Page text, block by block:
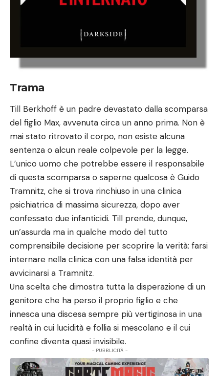
Trama
Till Berkhoff è un padre devastato dalla scomparsa
del figlio Max, avvenuta circa un anno prima. Non è
mai stato ritrovato il corpo, non esiste alcuna
sentenza o alcun reale colpevole per la legge.
L’unico uomo che potrebbe essere il responsabile
di questa scomparsa o saperne qualcosa è Guido
Tramnitz, che si trova rinchiuso in una clinica
psichiatrica di massima sicurezza, dopo aver
confessato due infanticidi. Till prende, dunque,
un’assurda ma in qualche modo del tutto
comprensibile decisione per scoprire la verità: farsi
internare nella clinica con una falsa identità per
avvicinarsi a Tramnitz.
Una scelta che dimostra tutta la disperazione di un
genitore che ha perso il proprio figlio e che
innesca una discesa sempre più vertiginosa in una
realtà in cui lucidità e follia si mescolano e il cui
confine diventa quasi invisibile.
- PUBBLICITÀ -